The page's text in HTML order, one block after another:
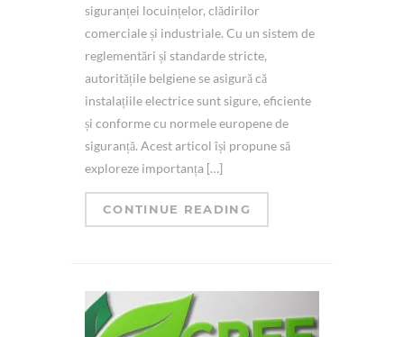
siguranței locuințelor, clădirilor
comerciale și industriale. Cu un sistem de
reglementări și standarde stricte,
autoritățile belgiene se asigură că
instalațiile electrice sunt sigure, eficiente
și conforme cu normele europene de
siguranță. Acest articol își propune să
exploreze importanța […]
CONTINUE READING